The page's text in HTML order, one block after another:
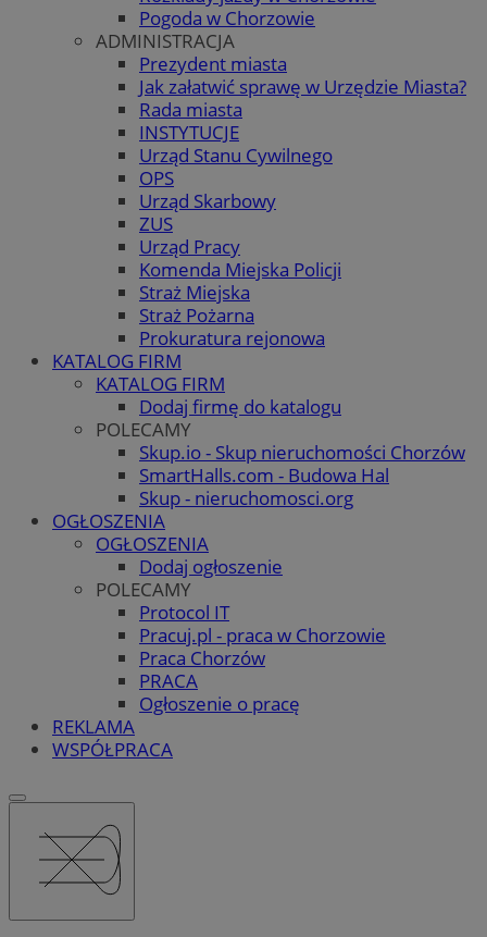
Pogoda w Chorzowie
ADMINISTRACJA
Prezydent miasta
Jak załatwić sprawę w Urzędzie Miasta?
Rada miasta
INSTYTUCJE
Urząd Stanu Cywilnego
OPS
Urząd Skarbowy
ZUS
Urząd Pracy
Komenda Miejska Policji
Straż Miejska
Straż Pożarna
Prokuratura rejonowa
KATALOG FIRM
KATALOG FIRM
Dodaj firmę do katalogu
POLECAMY
Skup.io - Skup nieruchomości Chorzów
SmartHalls.com - Budowa Hal
Skup - nieruchomosci.org
OGŁOSZENIA
OGŁOSZENIA
Dodaj ogłoszenie
POLECAMY
Protocol IT
Pracuj.pl - praca w Chorzowie
Praca Chorzów
PRACA
Ogłoszenie o pracę
REKLAMA
WSPÓŁPRACA